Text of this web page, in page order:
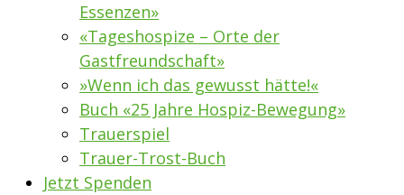
Essenzen»
«Tageshospize – Orte der
Gastfreundschaft»
»Wenn ich das gewusst hätte!«
Buch «25 Jahre Hospiz-Bewegung»
Trauerspiel
Trauer-Trost-Buch
Jetzt Spenden